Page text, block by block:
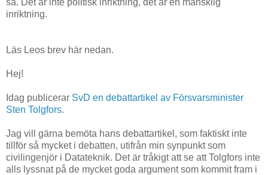
inriktning.
Läs Leos brev här nedan.
Hej!
Idag publicerar SvD en debattartikel av Försvarsminister
Sten Tolgfors.
Jag vill gärna bemöta hans debattartikel, som faktiskt inte
tillför så mycket i debatten, utifrån min synpunkt som
civilingenjör i Datateknik. Det är tråkigt att se att Tolgfors inte
alls lyssnat på de mycket goda argument som kommit fram i